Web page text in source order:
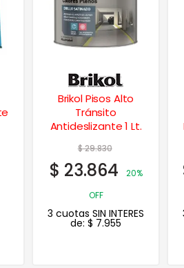
Recuplast
Tradicional
Impermeabilizante
$158.057
$102.737
35%
OFF
3 cuotas SIN INTERES
de:$34.246